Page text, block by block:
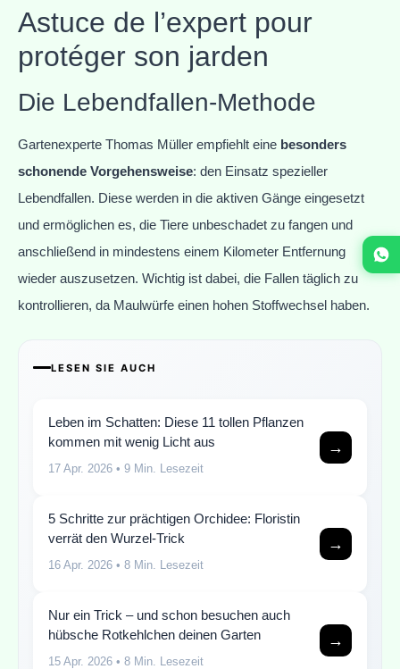
Astuce de l’expert pour
protéger son jarden
Die Lebendfallen-Methode
Gartenexperte Thomas Müller empfiehlt eine besonders
schonende Vorgehensweise: den Einsatz spezieller
Lebendfallen. Diese werden in die aktiven Gänge eingesetzt
und ermöglichen es, die Tiere unbeschadet zu fangen und
anschließend in mindestens einem Kilometer Entfernung
wieder auszusetzen. Wichtig ist dabei, die Fallen täglich zu
kontrollieren, da Maulwürfe einen hohen Stoffwechsel haben.
LESEN SIE AUCH
Leben im Schatten: Diese 11 tollen Pflanzen
kommen mit wenig Licht aus
17 Apr. 2026 • 9 Min. Lesezeit
→
5 Schritte zur prächtigen Orchidee: Floristin
verrät den Wurzel-Trick
16 Apr. 2026 • 8 Min. Lesezeit
→
Nur ein Trick – und schon besuchen auch
hübsche Rotkehlchen deinen Garten
15 Apr. 2026 • 8 Min. Lesezeit
→